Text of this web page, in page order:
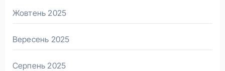
Жовтень 2025
Вересень 2025
Серпень 2025